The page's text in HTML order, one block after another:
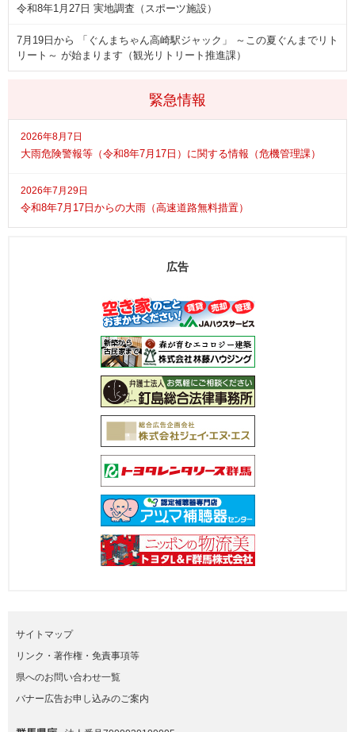
緊急情報
2026年8月7日
大雨危険警報等（令和8年7月17日）に関する情報（危機管理課）
2026年7月29日
令和8年7月17日からの大雨（高速道路無料措置）
令和8年1月27日 実地調査（スポーツ施設）
7月19日から 「ぐんまちゃん高崎駅ジャック」 ～この夏ぐんまでリト
リート～ が始まります（観光リトリート推進課）
広告
サイトマップ
リンク・著作権・免責事項等
県へのお問い合わせ一覧
バナー広告お申し込みのご案内